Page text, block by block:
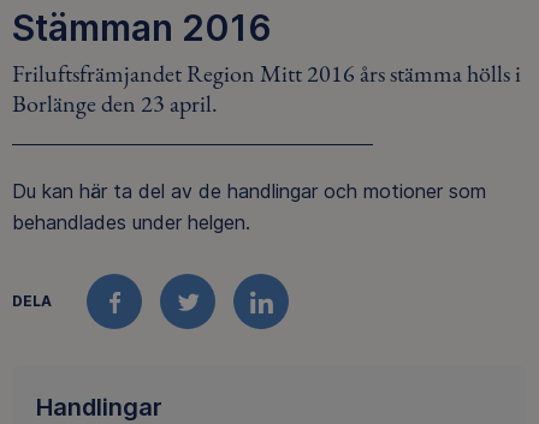
Stämman 2016
Friluftsfrämjandet Region Mitt 2016 års stämma hölls i
Borlänge den 23 april.
Du kan här ta del av de handlingar och motioner som
behandlades under helgen.
DELA
FACEBOOKTWITTERLINKEDIN
Handlingar